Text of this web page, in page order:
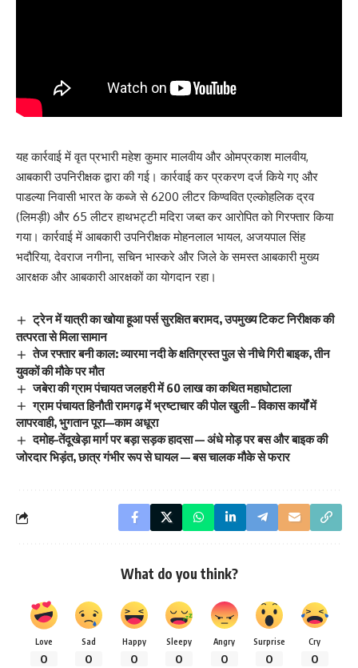
यह कार्रवाई में वृत प्रभारी महेश कुमार मालवीय और ओमप्रकाश मालवीय,
आबकारी उपनिरीक्षक द्वारा की गई। कार्रवाई कर प्रकरण दर्ज किये गए और
पाडल्या निवासी भारत के कब्जे से 6200 लीटर किण्ववित एल्कोहलिक द्रव
(लिमड़ी) और 65 लीटर हाथभट्टी मदिरा जब्त कर आरोपित को गिरफ्तार किया
गया। कार्रवाई में आबकारी उपनिरीक्षक मोहनलाल भायल, अजयपाल सिंह
भदौरिया, देवराज नगीना, सचिन भास्करे और जिले के समस्त आबकारी मुख्य
आरक्षक और आबकारी आरक्षकों का योगदान रहा।
ट्रेन में यात्री का खोया हूआ पर्स सुरक्षित बरामद, उपमुख्य टिकट निरीक्षक की
तत्परता से मिला सामान
तेज रफ्तार बनी काल: व्यारमा नदी के क्षतिग्रस्त पुल से नीचे गिरी बाइक, तीन
युवकों की मौके पर मौत
जबेरा की ग्राम पंचायत जलहरी में 60 लाख का कथित महाघोटाला
ग्राम पंचायत हिनौती रामगढ़ में भ्रष्टाचार की पोल खुली – विकास कार्यों में
लापरवाही, भुगतान पूरा—काम अधूरा
दमोह–तेंदूखेड़ा मार्ग पर बड़ा सड़क हादसा — अंधे मोड़ पर बस और बाइक की
जोरदार भिड़ंत, छात्र गंभीर रूप से घायल — बस चालक मौके से फरार
What do you think?
Love
0
Sad
0
Happy
0
Sleepy
0
Angry
0
Surprise
0
Cry
0